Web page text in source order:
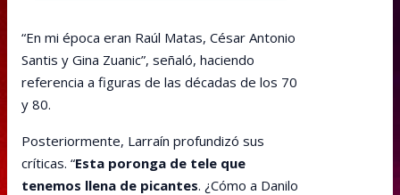
“En mi época eran Raúl Matas, César Antonio
Santis y Gina Zuanic”, señaló, haciendo
referencia a figuras de las décadas de los 70
y 80.
Posteriormente, Larraín profundizó sus
críticas. “Esta poronga de tele que
tenemos llena de picantes. ¿Cómo a Danilo